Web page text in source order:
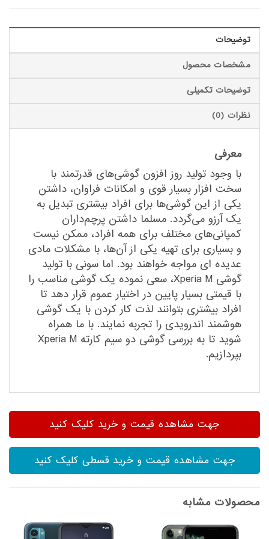
توضیحات
مشخصات محصول
توضیحات تکمیلی
نظرات (0)
معرفی
با وجود تولید روز افزون گوشی‌های قدرتمند با
سخت افزار بسیار قوی و امکانات فراوان، داشتن
یکی از این گوشی‌ها برای افراد بیشتری تبدیل به
یک آرزو می‌گردد. مسلما داشتن پرچم‌داران
کمپانی‌های مختلف برای همه افراد، ممکن نیست
و بسیاری برای تهیه یکی از آن‌ها، با مشکلات مادی
عدیده ای مواجه خواهند بود. اما سونی با تولید
گوشی Xperia M، سعی نموده یک گوشی مناسب را
با قیمتی بسیار پایین در اختیار عموم قرار دهد تا
افراد بیشتری بتوانند لذت کار کردن با یک گوشی
هوشمند اندرویدی را تجربه نمایند. با ما همراه
شوید تا به بررسی گوشی دو سیم کارته Xperia M
بپردازیم.
جهت مشاهده قیمت و خرید کلیک کنید
جهت مشاهده قیمت و خرید قسطی کلیک کنید
محصولات مشابه